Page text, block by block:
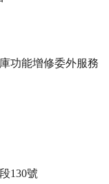
功能增修委外服務
130號